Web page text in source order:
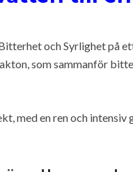
och Syrlighet på
som sammanför
med en ren och